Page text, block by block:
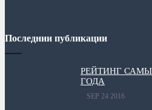
Последнии публикации
РЕЙТИНГ
ГОДА
SEP 24 2016